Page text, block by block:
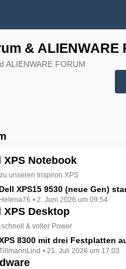
& ALIENWARE
ALIENWARE FORUM
XPS Notebook
unseren Inspiron XPS
Dell XPS15 9530 (neue Gen) startet nicht - kein booten, kein Licht - nichts tut sich - hat jemand
Helena76 2. Juni 2026 um 09:54
XPS Desktop
schnell & voller Power
8300 mit drei Festplatten
21. Juli 2026 um 17:03